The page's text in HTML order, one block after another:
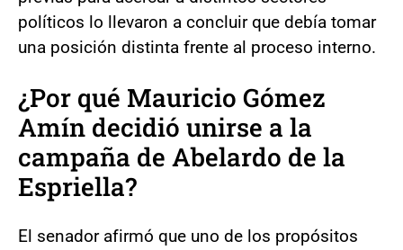
políticos lo llevaron a concluir que debía tomar
una posición distinta frente al proceso interno.
¿Por qué Mauricio Gómez
Amín decidió unirse a la
campaña de Abelardo de la
Espriella?
El senador afirmó que uno de los propósitos